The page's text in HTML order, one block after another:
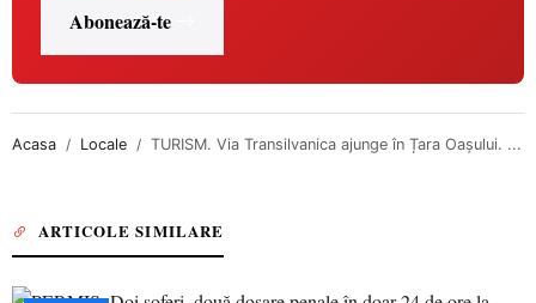
Abonează-te
Acasa Locale TURISM. Via Transilvanica ajunge în Țara Oașului. ...
ARTICOLE SIMILARE